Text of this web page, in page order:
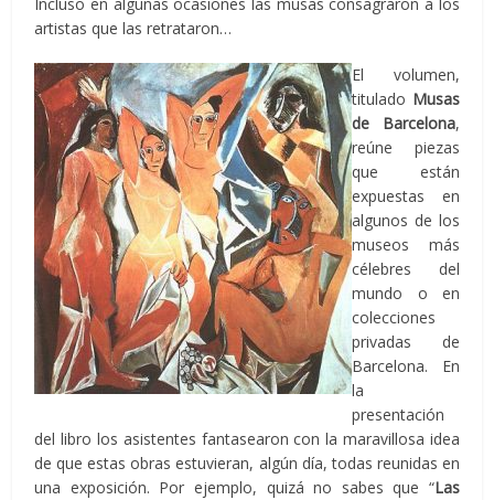
artistas que las retrataron…
El volumen,
titulado Musas
de Barcelona,
reúne piezas
que están
expuestas en
algunos de los
museos más
célebres del
mundo o en
colecciones
privadas de
Barcelona. En
la
presentación
del libro los asistentes fantasearon con la maravillosa idea
de que estas obras estuvieran, algún día, todas reunidas en
una exposición. Por ejemplo, quizá no sabes que “Las